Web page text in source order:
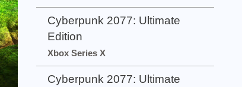
Cyberpunk 2077: Ultimate
Edition
Xbox Series X
Cyberpunk 2077: Ultimate